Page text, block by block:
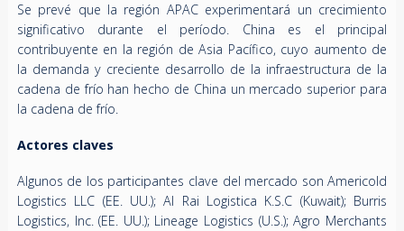
Se prevé que la región APAC experimentará un crecimiento
significativo durante el período. China es el principal
contribuyente en la región de Asia Pacífico, cuyo aumento de
la demanda y creciente desarrollo de la infraestructura de la
cadena de frío han hecho de China un mercado superior para
la cadena de frío.
Actores claves
Algunos de los participantes clave del mercado son Americold
Logistics LLC (EE. UU.); Al Rai Logistica K.S.C (Kuwait); Burris
Logistics, Inc. (EE. UU.); Lineage Logistics (U.S.); Agro Merchants